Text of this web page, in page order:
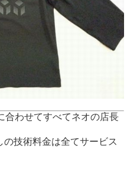
合わせてすべてネオの店長
技術料金は全てサービス